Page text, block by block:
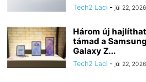
Tech2 Laci - júl 22, 2026
Három új
támad a
Galaxy Z...
Tech2 Laci - júl 22, 2026